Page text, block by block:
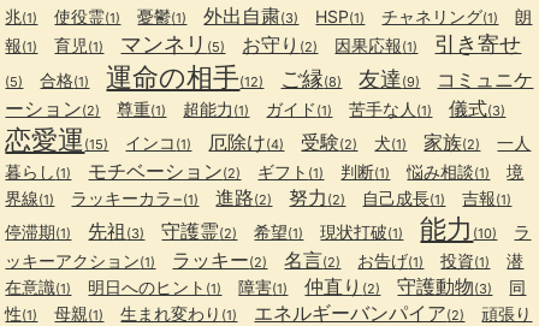
兆(1) 使役霊(1) 憂鬱(1) 外出自粛(3) HSP(1) チャネリング(1)
朗
報(1) 育児 (1) マンネリ (5) お守り (2) 因果応報(1) 引き寄せ
(5) 合格(1) 運命の相手(12) ご縁(8) 友達 (9)
コミュニケ
ーション(2) 尊重(1) 超能力 (1) ガイド (1) 苦手な人 (1) 儀式(3)
恋愛運 (15) インコ (1) 厄除け(4) 受験(2) 犬(1) 家族(2)
一人
暮らし (1) モチベーション(2) ギフト (1) 判断(1) 悩み相談(1)
境
界線(1) ラッキーカラ−(1) 進路(2) 努力 (2) 自己成長(1) 吉報(1)
停滞期(1) 先祖 (3) 守護霊(2) 希望(1) 現状打破(1) 能力 (10)
ラ
ッキーアクション(1) ラッキー(2) 名言(2) お告げ(1) 投資(1)
潜
在意識(1) 明日へのヒント (1) 障害(1) 仲直り (2) 守護動物(3)
同
性(1) 母親(1) 生まれ変わり (1) エネルギーバンパイア(2) 頑張り